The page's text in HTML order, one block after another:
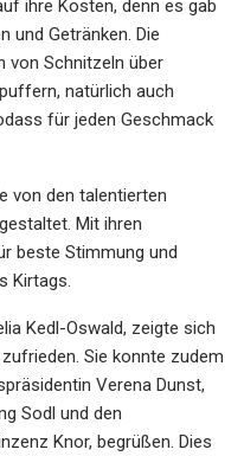
ihre Kosten, denn es gab
und Getränken. Die
von Schnitzeln über
natürlich auch
für jeden Geschmack
von den talentierten
Mit ihren
beste Stimmung und
Kirtags.
Kedl-Oswald, zeigte sich
Sie konnte zudem
Verena Dunst,
Sodl und den
Knor, begrüßen. Dies